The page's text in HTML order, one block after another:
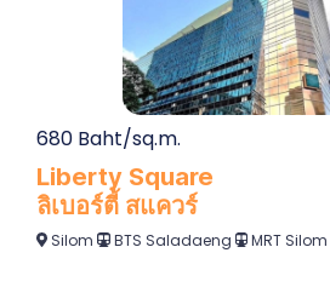
680 Baht/sq.m.
Liberty Square
ลิเบอร์ตี้ สแควร์
Silom BTS Saladaeng MRT Silom